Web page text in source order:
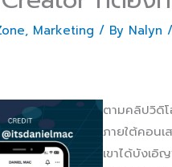
, Marketing / By Nalyn /
ตามคลิปวิดิ
ภายใต้คอนเ
เขาได้บังเ